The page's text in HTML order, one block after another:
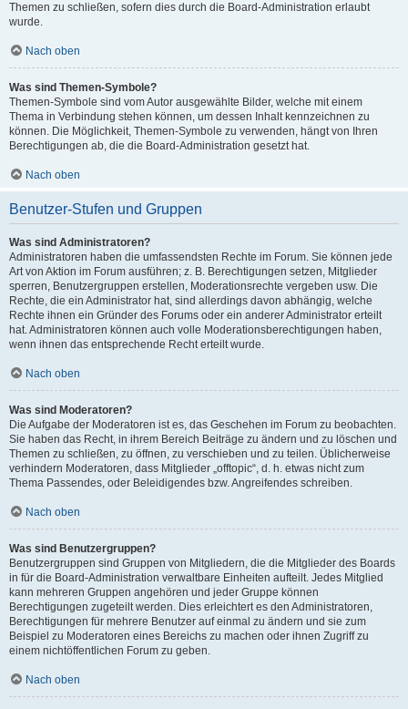
Themen zu schließen, sofern dies durch die Board-Administration erlaubt
wurde.
Nach oben
Was sind Themen-Symbole?
Themen-Symbole sind vom Autor ausgewählte Bilder, welche mit einem
Thema in Verbindung stehen können, um dessen Inhalt kennzeichnen zu
können. Die Möglichkeit, Themen-Symbole zu verwenden, hängt von Ihren
Berechtigungen ab, die die Board-Administration gesetzt hat.
Nach oben
Benutzer-Stufen und Gruppen
Was sind Administratoren?
Administratoren haben die umfassendsten Rechte im Forum. Sie können jede
Art von Aktion im Forum ausführen; z. B. Berechtigungen setzen, Mitglieder
sperren, Benutzergruppen erstellen, Moderationsrechte vergeben usw. Die
Rechte, die ein Administrator hat, sind allerdings davon abhängig, welche
Rechte ihnen ein Gründer des Forums oder ein anderer Administrator erteilt
hat. Administratoren können auch volle Moderationsberechtigungen haben,
wenn ihnen das entsprechende Recht erteilt wurde.
Nach oben
Was sind Moderatoren?
Die Aufgabe der Moderatoren ist es, das Geschehen im Forum zu beobachten.
Sie haben das Recht, in ihrem Bereich Beiträge zu ändern und zu löschen und
Themen zu schließen, zu öffnen, zu verschieben und zu teilen. Üblicherweise
verhindern Moderatoren, dass Mitglieder „offtopic“, d. h. etwas nicht zum
Thema Passendes, oder Beleidigendes bzw. Angreifendes schreiben.
Nach oben
Was sind Benutzergruppen?
Benutzergruppen sind Gruppen von Mitgliedern, die die Mitglieder des Boards
in für die Board-Administration verwaltbare Einheiten aufteilt. Jedes Mitglied
kann mehreren Gruppen angehören und jeder Gruppe können
Berechtigungen zugeteilt werden. Dies erleichtert es den Administratoren,
Berechtigungen für mehrere Benutzer auf einmal zu ändern und sie zum
Beispiel zu Moderatoren eines Bereichs zu machen oder ihnen Zugriff zu
einem nichtöffentlichen Forum zu geben.
Nach oben